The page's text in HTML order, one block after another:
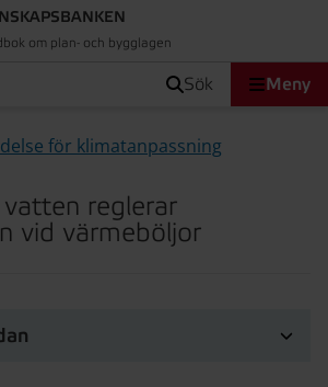
om plan- och bygglagen
sök Meny
för klimatanpassning
reglerar
vid värmeböljor